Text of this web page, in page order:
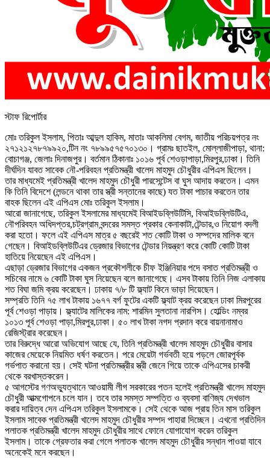
স্টাফ রিপোর্টার
মোঃ তরিকুল ইসলাম, পিতাঃ আব্দুল হাকিম, মাতাঃ আকলিমা বেগম, জাতীয় পরিচয়পত্র নং
২৭১২১২৭৮৭৯৯২০,টিন নং ৭৮৯৯৫৭৫৭০১৩০। গ্রামঃ ছাতইল, মোল্লাজীপাড়া, থানা:
বোচাগঞ্জ, জেলাঃ দিনাজপুর। বর্তমান ঠিকানাঃ ১০১৬ পূর্ব শেওড়াপাড়া,মিরপুর,ঢাকা। তিনি
দীর্ঘদিন যাবত সাবেক নৌ-পরিবহন প্রতিমন্ত্রী খালেদ মাহমুদ চৌধুরীর এপিএস ছিলেন।
তার মাধ্যমেই প্রতিমন্ত্রী খালেদ মাহমুদ চৌধুরী পারসেন্টেস বা ঘুস আদায় করতেন। এমন
কি তিনি বিদেশে (লন্ডনে থাকা তার স্ত্রী সন্তানের কাছে) যত টাকা পাচার করতেন তার
বাহক ছিলেন এই এপিএস মোঃ তরিকুল ইসলাম।
আরো জানাগেছে, তরিকুল ইসলামের মাধ্যমেই বিআইডব্লিউটিসি, বিআইডব্লিউটিএ,
নৌপরিবহন অধিদপ্তর,চট্রগ্রাম বন্দরের সমস্ত প্রকার কেনাকাটা,টেন্ডার,ও নিয়োগ বদলী
করা হতো। ফলে এই এপিএস মাত্র ৫ বছরেই শত কোটি টাকা ও সম্পদের মালিক বনে
গেছেন। বিআইডব্লিউটিএর ড্রেজার বিভাগের টেন্ডার নিয়ন্ত্রণ করে কোটি কোটি টাকা
হাতিয়ে নিয়েছেন এই এপিএস।
এছাড়া ড্রেজার বিভাগের একজন প্রকৌশলীকে চীফ ইঞ্জিনিয়ার পদে বসাত প্রতিমন্ত্রী ও
সচিবের নামে ৬ কোটি টাকা ঘুস নিয়েছেন বলে জানাগেছে। এসব টাকায় তিনি নিজ এলাকায়
শত বিঘা জমি ক্রয় করেছেন। ঢাকায় ৭/৮ টি ফ্ল্যাট কিনে ভাড়া দিয়েছেন।
সম্প্রতি তিনি ৭৫ লাখ টাকায় ১৬৭৭ বর্গ ফুটের একটি ফ্ল্যাট ক্রয় করেছেন ঢাকা মিরপুরের
পূর্ব শেওড়া পাড়ায়। ফ্ল্যাটের মালিকের নাম: শারমিন সুলতানা নারগিস। হোল্ডিং নম্বর
১০১৩ পূর্ব শেওড়া পাড়া,মিরপুর,ঢাকা। ৫০ লাখ টাকা নগদ প্রদান করে বায়নানামাও
রেজিস্ট্রার করেছেন।
তার বিরুদ্ধে আরো অভিযোগ আছে যে, তিনি প্রতিমন্ত্রী খালেদ মাহমুদ চৌধুরীর বাসার
কাজের মেয়েকে নিয়মিত ধর্ষণ করতেন। পরে মেয়েটা গর্ভবতী হয়ে পড়লে জোরপূর্বক
গর্ভপাত করানো হয়। সেই ঘটনা প্রতিমন্ত্রীর স্ত্রী জেনে গিয়ে তাকে এপিএসের চাকরী
থেকে বরখাস্তকরেন।
৫ আগস্টের গণঅভ্যুত্থানে আওয়ামী লীগ সরকারের পতন হলেই প্রতিমন্ত্রী খালেদ মাহমুদ
চৌধুরী আত্মগোপনে চলে যান। তবে তার সমস্ত সম্পত্তি ও ব্যবসা বাণিজ্য দেখভাল
করার দায়িত্ব দেন এপিএস তরিকুল ইসলামকে। সেই থেকে আজ প্রায় তিন মাস তরিকুল
ইসলাম সাবেক প্রতিমন্ত্রী খালেদ মাহমুদ চৌধুরীর সম্পদ পাহারা দিচ্ছেন। এখনো প্রতিদিন
পলাতক প্রতিমন্ত্রী খালেদ মাহমুদ চৌধুরীর সাথে ফোনে যোগাযোগ করেন তরিকুল
ইসলাম। তাকে গ্রেফতার করা গেলে পলাতক খালেদ মাহমুদ চৌধুরীর সন্ধান পাওয়া যাবে
অনেকেই মনে করছেন।